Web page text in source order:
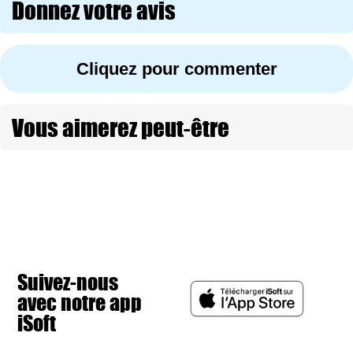
Donnez votre avis
Cliquez pour commenter
Vous aimerez peut-être
Suivez-nous
avec notre app
iSoft